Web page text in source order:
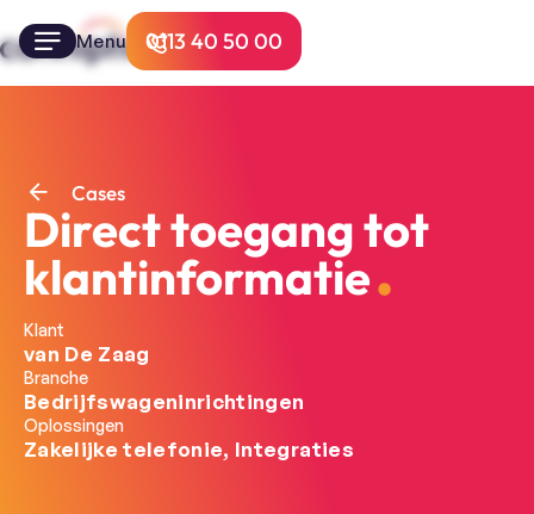
Menu 0113 40 50 00
Cases
Direct toegang tot
klantinformatie
Klant
van De Zaag
Branche
Bedrijfswageninrichtingen
Oplossingen
Zakelijke telefonie, Integraties